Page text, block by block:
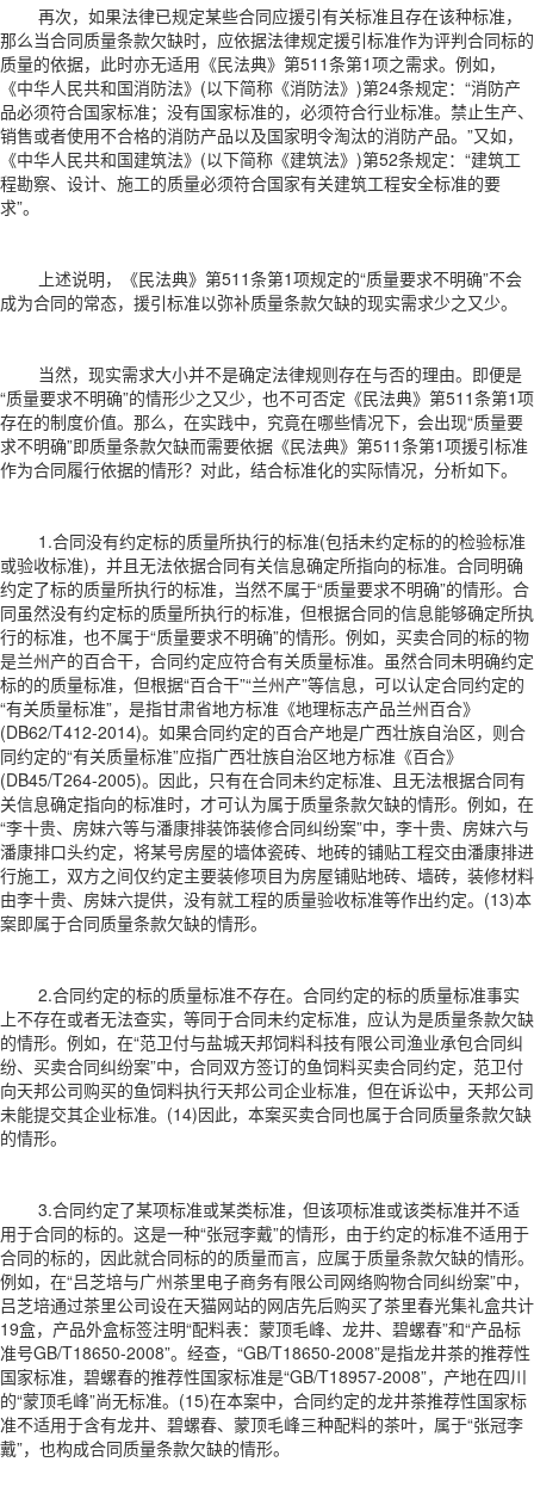
再次，如果法律已规定某些合同应援引有关标准且存在该种标准，
那么当合同质量条款欠缺时，应依据法律规定援引标准作为评判合同标的
质量的依据，此时亦无适用《民法典》第511条第1项之需求。例如，
《中华人民共和国消防法》(以下简称《消防法》)第24条规定：“消防产
品必须符合国家标准；没有国家标准的，必须符合行业标准。禁止生产、
销售或者使用不合格的消防产品以及国家明令淘汰的消防产品。”又如，
《中华人民共和国建筑法》(以下简称《建筑法》)第52条规定：“建筑工
程勘察、设计、施工的质量必须符合国家有关建筑工程安全标准的要
求”。
上述说明，《民法典》第511条第1项规定的“质量要求不明确”不会
成为合同的常态，援引标准以弥补质量条款欠缺的现实需求少之又少。
当然，现实需求大小并不是确定法律规则存在与否的理由。即便是
“质量要求不明确”的情形少之又少，也不可否定《民法典》第511条第1项
存在的制度价值。那么，在实践中，究竟在哪些情况下，会出现“质量要
求不明确”即质量条款欠缺而需要依据《民法典》第511条第1项援引标准
作为合同履行依据的情形？对此，结合标准化的实际情况，分析如下。
1.合同没有约定标的质量所执行的标准(包括未约定标的的检验标准
或验收标准)，并且无法依据合同有关信息确定所指向的标准。合同明确
约定了标的质量所执行的标准，当然不属于“质量要求不明确”的情形。合
同虽然没有约定标的质量所执行的标准，但根据合同的信息能够确定所执
行的标准，也不属于“质量要求不明确”的情形。例如，买卖合同的标的物
是兰州产的百合干，合同约定应符合有关质量标准。虽然合同未明确约定
标的的质量标准，但根据“百合干”“兰州产”等信息，可以认定合同约定的
“有关质量标准”，是指甘肃省地方标准《地理标志产品兰州百合》
(DB62/T412-2014)。如果合同约定的百合产地是广西壮族自治区，则合
同约定的“有关质量标准”应指广西壮族自治区地方标准《百合》
(DB45/T264-2005)。因此，只有在合同未约定标准、且无法根据合同有
关信息确定指向的标准时，才可认为属于质量条款欠缺的情形。例如，在
“李十贵、房妹六等与潘康排装饰装修合同纠纷案”中，李十贵、房妹六与
潘康排口头约定，将某号房屋的墙体瓷砖、地砖的铺贴工程交由潘康排进
行施工，双方之间仅约定主要装修项目为房屋铺贴地砖、墙砖，装修材料
由李十贵、房妹六提供，没有就工程的质量验收标准等作出约定。(13)本
案即属于合同质量条款欠缺的情形。
2.合同约定的标的质量标准不存在。合同约定的标的质量标准事实
上不存在或者无法查实，等同于合同未约定标准，应认为是质量条款欠缺
的情形。例如，在“范卫付与盐城天邦饲料科技有限公司渔业承包合同纠
纷、买卖合同纠纷案”中，合同双方签订的鱼饲料买卖合同约定，范卫付
向天邦公司购买的鱼饲料执行天邦公司企业标准，但在诉讼中，天邦公司
未能提交其企业标准。(14)因此，本案买卖合同也属于合同质量条款欠缺
的情形。
3.合同约定了某项标准或某类标准，但该项标准或该类标准并不适
用于合同的标的。这是一种“张冠李戴”的情形，由于约定的标准不适用于
合同的标的，因此就合同标的的质量而言，应属于质量条款欠缺的情形。
例如，在“吕芝培与广州茶里电子商务有限公司网络购物合同纠纷案”中，
吕芝培通过茶里公司设在天猫网站的网店先后购买了茶里春光集礼盒共计
19盒，产品外盒标签注明“配料表：蒙顶毛峰、龙井、碧螺春”和“产品标
准号GB/T18650-2008”。经查，“GB/T18650-2008”是指龙井茶的推荐性
国家标准，碧螺春的推荐性国家标准是“GB/T18957-2008”，产地在四川
的“蒙顶毛峰”尚无标准。(15)在本案中，合同约定的龙井茶推荐性国家标
准不适用于含有龙井、碧螺春、蒙顶毛峰三种配料的茶叶，属于“张冠李
戴”，也构成合同质量条款欠缺的情形。